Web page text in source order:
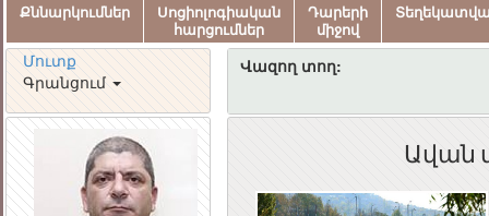
Քննարկումներ
Սոցիոլոգիական
հարցումներ
Դարերի
միջով
Մուտք
Գրանցում
Վազող տող:
Ավան